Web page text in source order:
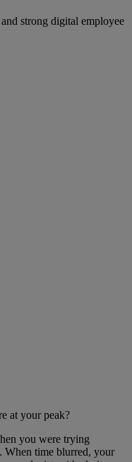
strong digital employee
at your peak?
you were trying
When time blurred, your